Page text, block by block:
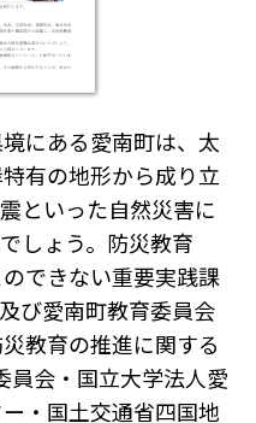
にある愛南町は、太
有の地形から成り立
といった自然災害に
しょう。防災教育
できない重要実践課
び愛南町教育委員会
教育の推進に関する
員会・国立大学法人愛
・国土交通省四国地